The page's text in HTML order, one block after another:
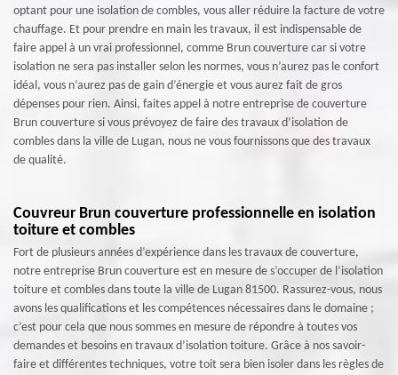
optant pour une isolation de combles, vous aller réduire la facture de votre
chauffage. Et pour prendre en main les travaux, il est indispensable de
faire appel à un vrai professionnel, comme Brun couverture car si votre
isolation ne sera pas installer selon les normes, vous n’aurez pas le confort
idéal, vous n’aurez pas de gain d’énergie et vous aurez fait de gros
dépenses pour rien. Ainsi, faites appel à notre entreprise de couverture
Brun couverture si vous prévoyez de faire des travaux d’isolation de
combles dans la ville de Lugan, nous ne vous fournissons que des travaux
de qualité.
Couvreur Brun couverture professionnelle en isolation
toiture et combles
Fort de plusieurs années d’expérience dans les travaux de couverture,
notre entreprise Brun couverture est en mesure de s’occuper de l’isolation
toiture et combles dans toute la ville de Lugan 81500. Rassurez-vous, nous
avons les qualifications et les compétences nécessaires dans le domaine ;
c’est pour cela que nous sommes en mesure de répondre à toutes vos
demandes et besoins en travaux d’isolation toiture. Grâce à nos savoir-
faire et différentes techniques, votre toit sera bien isoler dans les règles de